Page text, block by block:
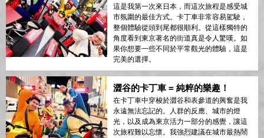
這是我第一次來日本，而這次旅程是感受城
市氛圍的最佳方式。卡丁車非常容易駕駛，
整個體驗從頭到尾都很順利。從這樣獨特的
角度看到東京著名的街道真是令人驚嘆。如
果你想要一些不同於平常觀光的體驗，這是
完美的選擇。
澀谷的卡丁車 = 純粹的樂趣！
在卡丁車中穿梭於澀谷和表參道的興奮是我
永遠無法忘記的。人群的反應、城市的燈
光，以及成為東京活力一部分的感覺，讓這
次旅程難以忘懷。我強烈建議在城市最熱鬧